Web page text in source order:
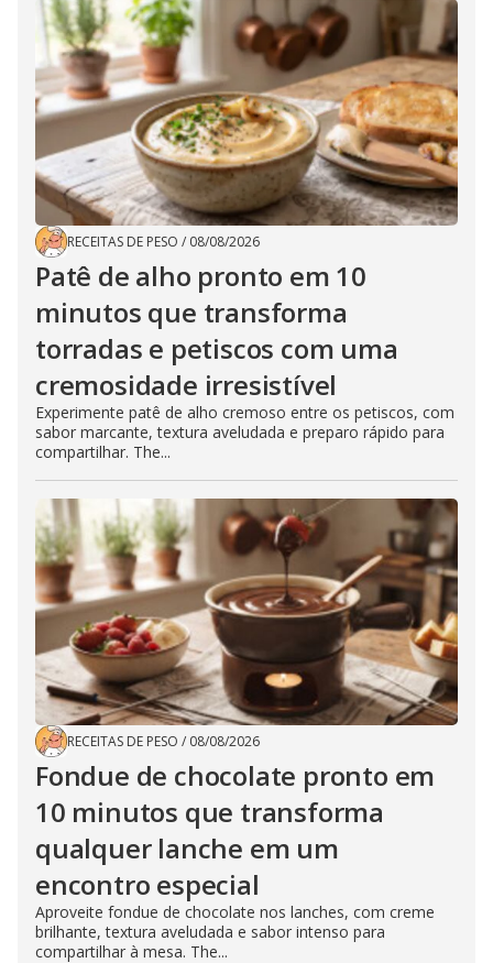
RECEITAS DE PESO / 08/08/2026
Patê de alho pronto em 10
minutos que transforma
torradas e petiscos com uma
cremosidade irresistível
Experimente patê de alho cremoso entre os petiscos, com
sabor marcante, textura aveludada e preparo rápido para
compartilhar. The...
RECEITAS DE PESO / 08/08/2026
Fondue de chocolate pronto em
10 minutos que transforma
qualquer lanche em um
encontro especial
Aproveite fondue de chocolate nos lanches, com creme
brilhante, textura aveludada e sabor intenso para
compartilhar à mesa. The...